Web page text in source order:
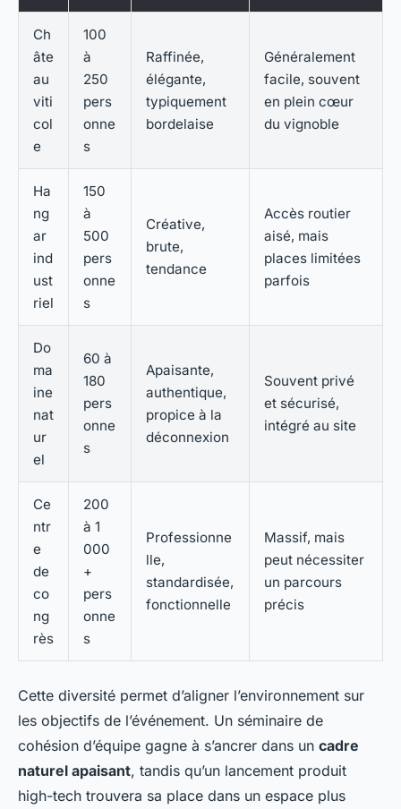
Ch
âte
au
viti
col
e
100
à
250
pers
onne
s
Raffinée,
élégante,
typiquement
bordelaise
Généralement
facile, souvent
en plein cœur
du vignoble
Ha
ng
ar
ind
ust
riel
150
à
500
pers
onne
s
Créative,
brute,
tendance
Accès routier
aisé, mais
places limitées
parfois
Do
ma
ine
nat
ur
el
60 à
180
pers
onne
s
Apaisante,
authentique,
propice à la
déconnexion
Souvent privé
et sécurisé,
intégré au site
Ce
ntr
e
de
co
ng
rès
200
à 1
000
+
pers
onne
s
Professionne
lle,
standardisée,
fonctionnelle
Massif, mais
peut nécessiter
un parcours
précis
Cette diversité permet d’aligner l’environnement sur
les objectifs de l’événement. Un séminaire de
cohésion d’équipe gagne à s’ancrer dans un cadre
naturel apaisant, tandis qu’un lancement produit
high-tech trouvera sa place dans un espace plus